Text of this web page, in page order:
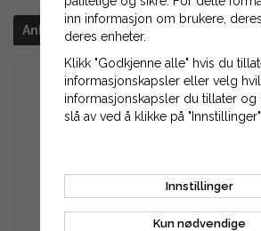
Anbefalt tilbehør for dette produktet
Slangekobling - 1/2"
inn informasjon om brukere,
deres enheter.
Klikk "Godkjenne alle" hvis du
informasjonskapsler eller velg
informasjonskapsler du tillater og
slå av ved å klikke på
Innstillinger
Kun nødvendige